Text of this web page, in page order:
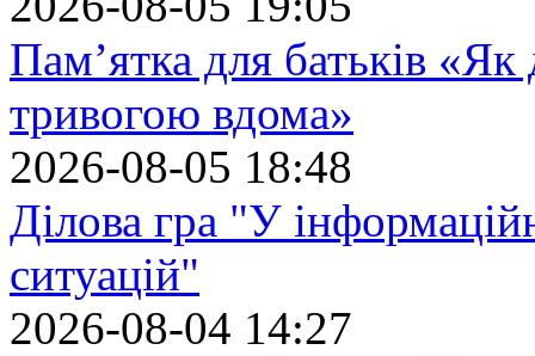
Пам’ятка для батьків
тривогою вдома»
2026-08-05 18:48
Ділова гра "У
ситуацій"
2026-08-04 14:27